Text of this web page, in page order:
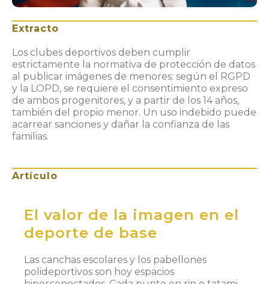
Extracto
Los clubes deportivos deben cumplir
estrictamente la normativa de protección de datos
al publicar imágenes de menores: según el RGPD
y la LOPD, se requiere el consentimiento expreso
de ambos progenitores, y a partir de los 14 años,
también del propio menor. Un uso indebido puede
acarrear sanciones y dañar la confianza de las
familias.
Artículo
El valor de la imagen en el
deporte de base
Las canchas escolares y los pabellones
polideportivos son hoy espacios